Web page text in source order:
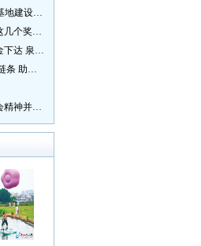
共享“大金砖合作”金色机遇 金砖创新基地建设成效显著
11月16日赛程表来啦！福建健儿将向这几个奖牌发起冲击→
2025年省级新增规上工业企业奖励资金下达 泉州市获补资金居全省首位
晋江发布跨境电商产业地图 展现产业链条 助力“晋品出海”
周祖翼在漳州宣讲党的二十届四中全会精神并调研